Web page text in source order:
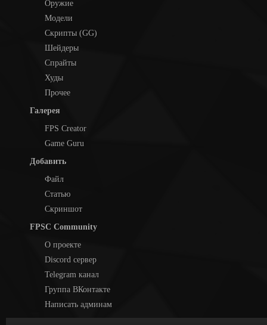
Оружие
Модели
Скрипты (GG)
Шейдеры
Спрайты
Худы
Прочее
Галерея
FPS Creator
Game Guru
Добавить
Файл
Статью
Скриншот
FPSC Community
О проекте
Discord сервер
Telegram канал
Группа ВКонтакте
Написать админам